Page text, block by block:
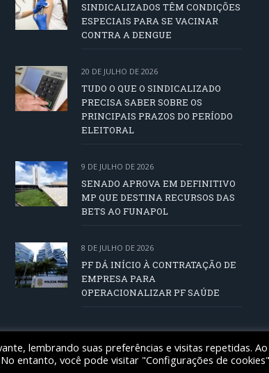
SINDICALIZADOS TÊM CONDIÇÕES
ESPECIAIS PARA SE VACINAR
CONTRA A DENGUE
20 DE JULHO DE 2026
TUDO O QUE O SINDICALIZADO
PRECISA SABER SOBRE OS
PRINCIPAIS PRAZOS DO PERÍODO
ELEITORAL
9 DE JULHO DE 2026
SENADO APROVA EM DEFINITIVO
MP QUE DESTINA RECURSOS DAS
BETS AO FUNAPOL
8 DE JULHO DE 2026
PF DÁ INÍCIO À CONTRATAÇÃO DE
EMPRESA PARA
OPERACIONALIZAR PF SAÚDE
de Santa Catarina
lembrando suas preferências e visitas repetidas.
entanto, você pode visitar "Configurações de